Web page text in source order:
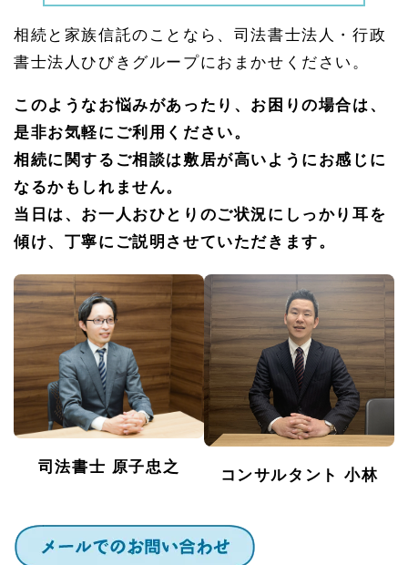
分割
では
のリ
を検
て相
続す
るこ
とが
7
信託
のご
相談
（認
知症
対
策）
1.
7.
1
家族
信託
家族
信託
の仕
相続と家族信託のことなら、司法書士法人・行政
書士法人ひびきグループにおまかせください。
このようなお悩みがあったり、お困りの場合は、
是非お気軽にご利用ください。
相続に関するご相談は敷居が高いようにお感じに
なるかもしれません。
当日は、お一人おひとりのご状況にしっかり耳を
傾け、丁寧にご説明させていただきます。
司法書士 原子忠之 コンサルタント 小林